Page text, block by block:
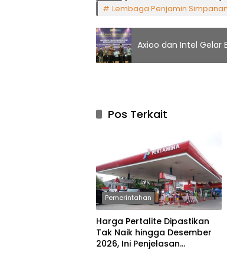
Lembaga Penjamin Simpanan
Axioo dan Intel Gelar
Pos Terkait
Pemerintahan
Harga Pertalite Dipastikan
Tak Naik hingga Desember
2026, Ini Penjelasan